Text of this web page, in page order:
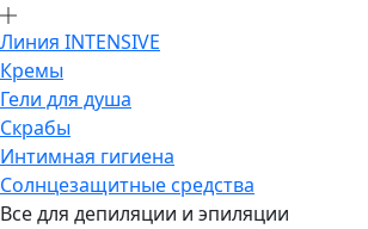
Линия INTENSIVE
Кремы
Гели для душа
Скрабы
Интимная гигиена
Солнцезащитные средства
Все для депиляции и эпиляции